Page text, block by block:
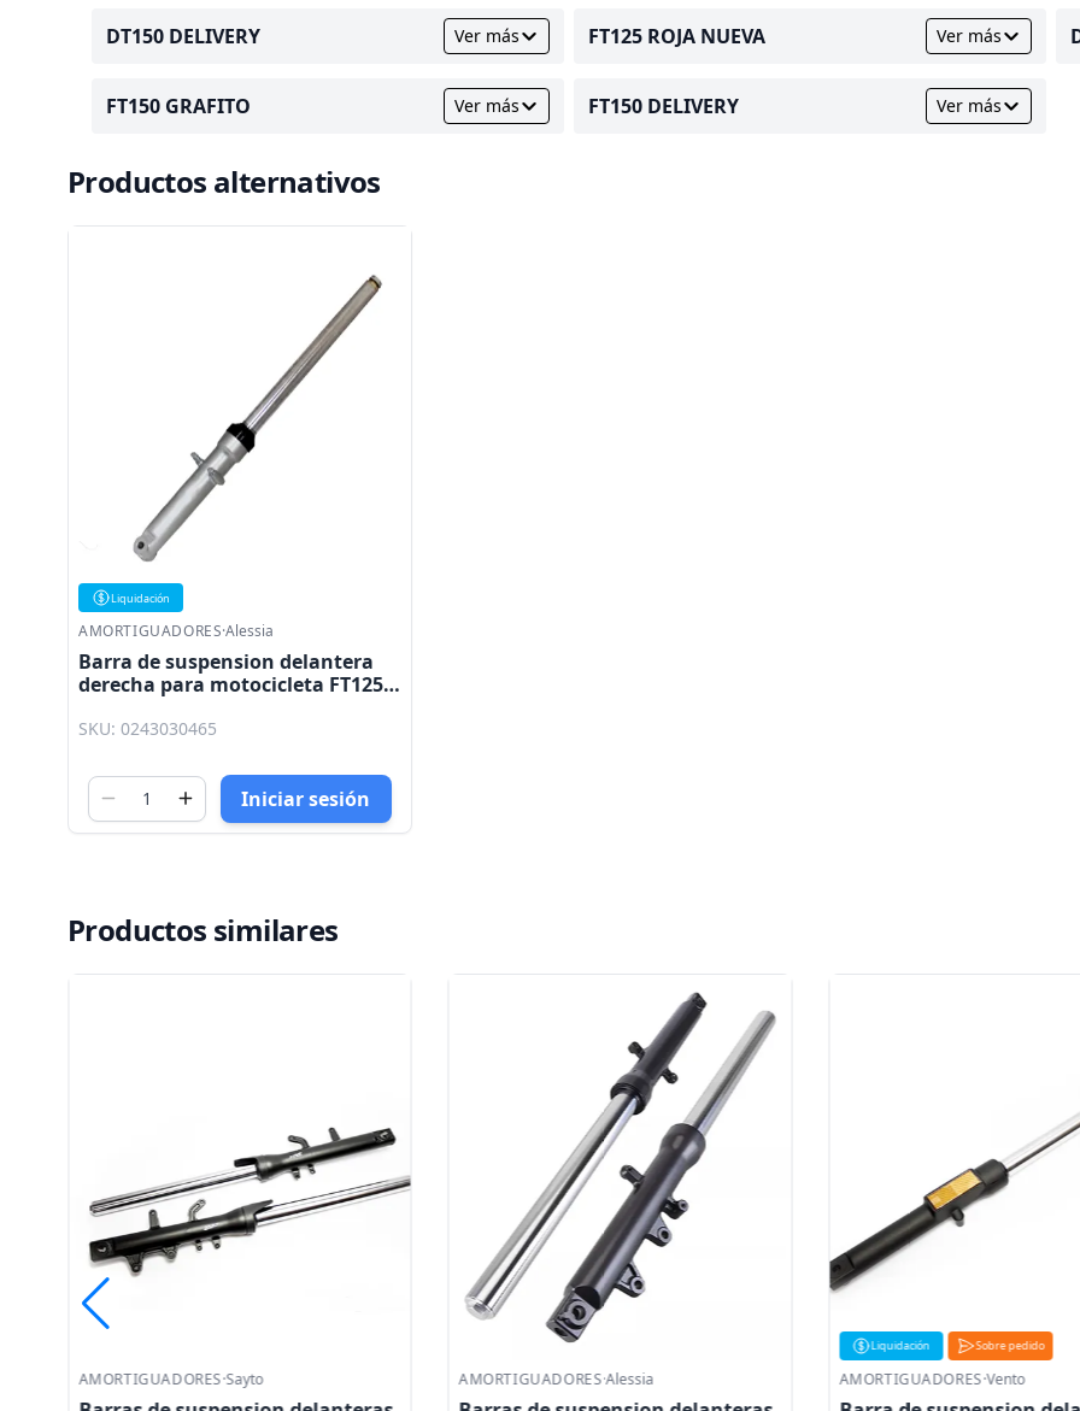
DT150 DELIVERY Ver más FT125 ROJA NUEVA Ver más
FT150 GRAFITO Ver más FT150 DELIVERY Ver más
Productos alternativos
Liquidación
AMORTIGUADORES·Alessia
Barra de suspension delantera
derecha para motocicleta FT125
GRAFITO Alessia
SKU: 0243030465
Iniciar sesión
Productos similares
AMORTIGUADORES·Sayto AMORTIGUADORES·Alessia
Liquidación Sobre pedido
AMORTIGUADORES·Vento